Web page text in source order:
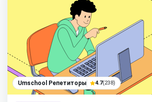
Umschool Репетиторы 4.7(238)